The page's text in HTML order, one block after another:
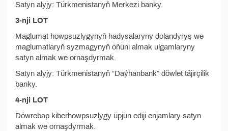
Satyn alyjy: Türkmenistanyň Merkezi banky.
3-nji LOT
Maglumat howpsuzlygynyň hadysalaryny dolandyryş we
maglumatlaryň syzmagynyň öňüni almak ulgamlaryny
satyn almak we ornaşdyrmak.
Satyn alyjy: Türkmenistanyň “Daýhanbank” döwlet täjirçilik
banky.
4-nji LOT
Döwrebap kiberhowpsuzlygy üpjün ediji enjamlary satyn
almak we ornaşdyrmak.